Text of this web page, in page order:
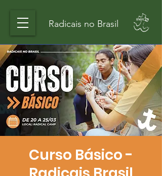
Radicais no Brasil
Curso Básico -